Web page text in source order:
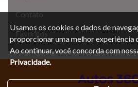
Usamos os cookies e dados de
proporcionar uma melhor experiência
Ao continuar, você concorda com
Privacidade.
Contato
Favoritos